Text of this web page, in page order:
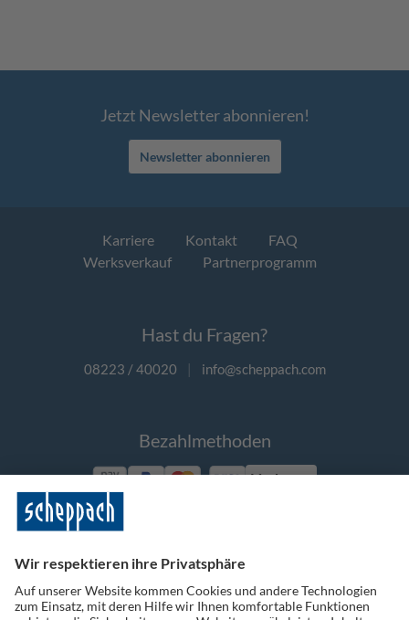
Jetzt Newsletter abonnieren!
Newsletter abonnieren
Karriere Kontakt
FAQ
Werksverkauf
Partnerprogramm
Hast du Fragen?
08223 / 40020 | info@scheppach.com
Bezahlmethoden
Vorkasse
Folge uns auf Social Media